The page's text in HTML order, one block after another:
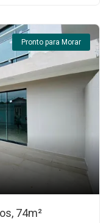
Pronto para Morar
74m²